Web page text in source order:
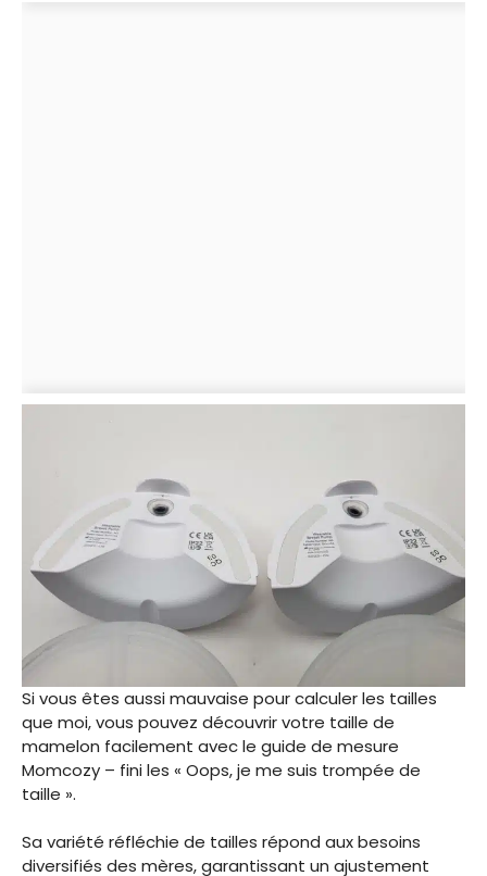
Si vous êtes aussi mauvaise pour calculer les tailles
que moi, vous pouvez découvrir votre taille de
mamelon facilement avec le guide de mesure
Momcozy – fini les « Oops, je me suis trompée de
taille ».
Sa variété réfléchie de tailles répond aux besoins
diversifiés des mères, garantissant un ajustement